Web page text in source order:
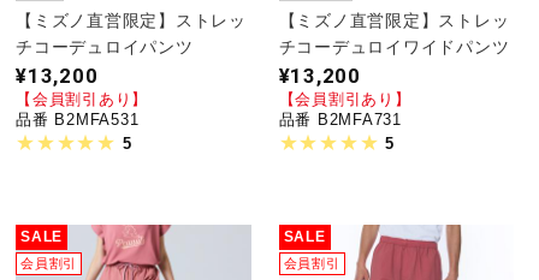
【ミズノ直営限定】ストレッ
チコーデュロイパンツ
¥13,200
【会員割引あり】
品番 B2MFA531
5
【ミズノ直営限定】ストレッ
チコーデュロイワイドパンツ
¥13,200
【会員割引あり】
品番 B2MFA731
5
SALE
会員割引
SALE
会員割引